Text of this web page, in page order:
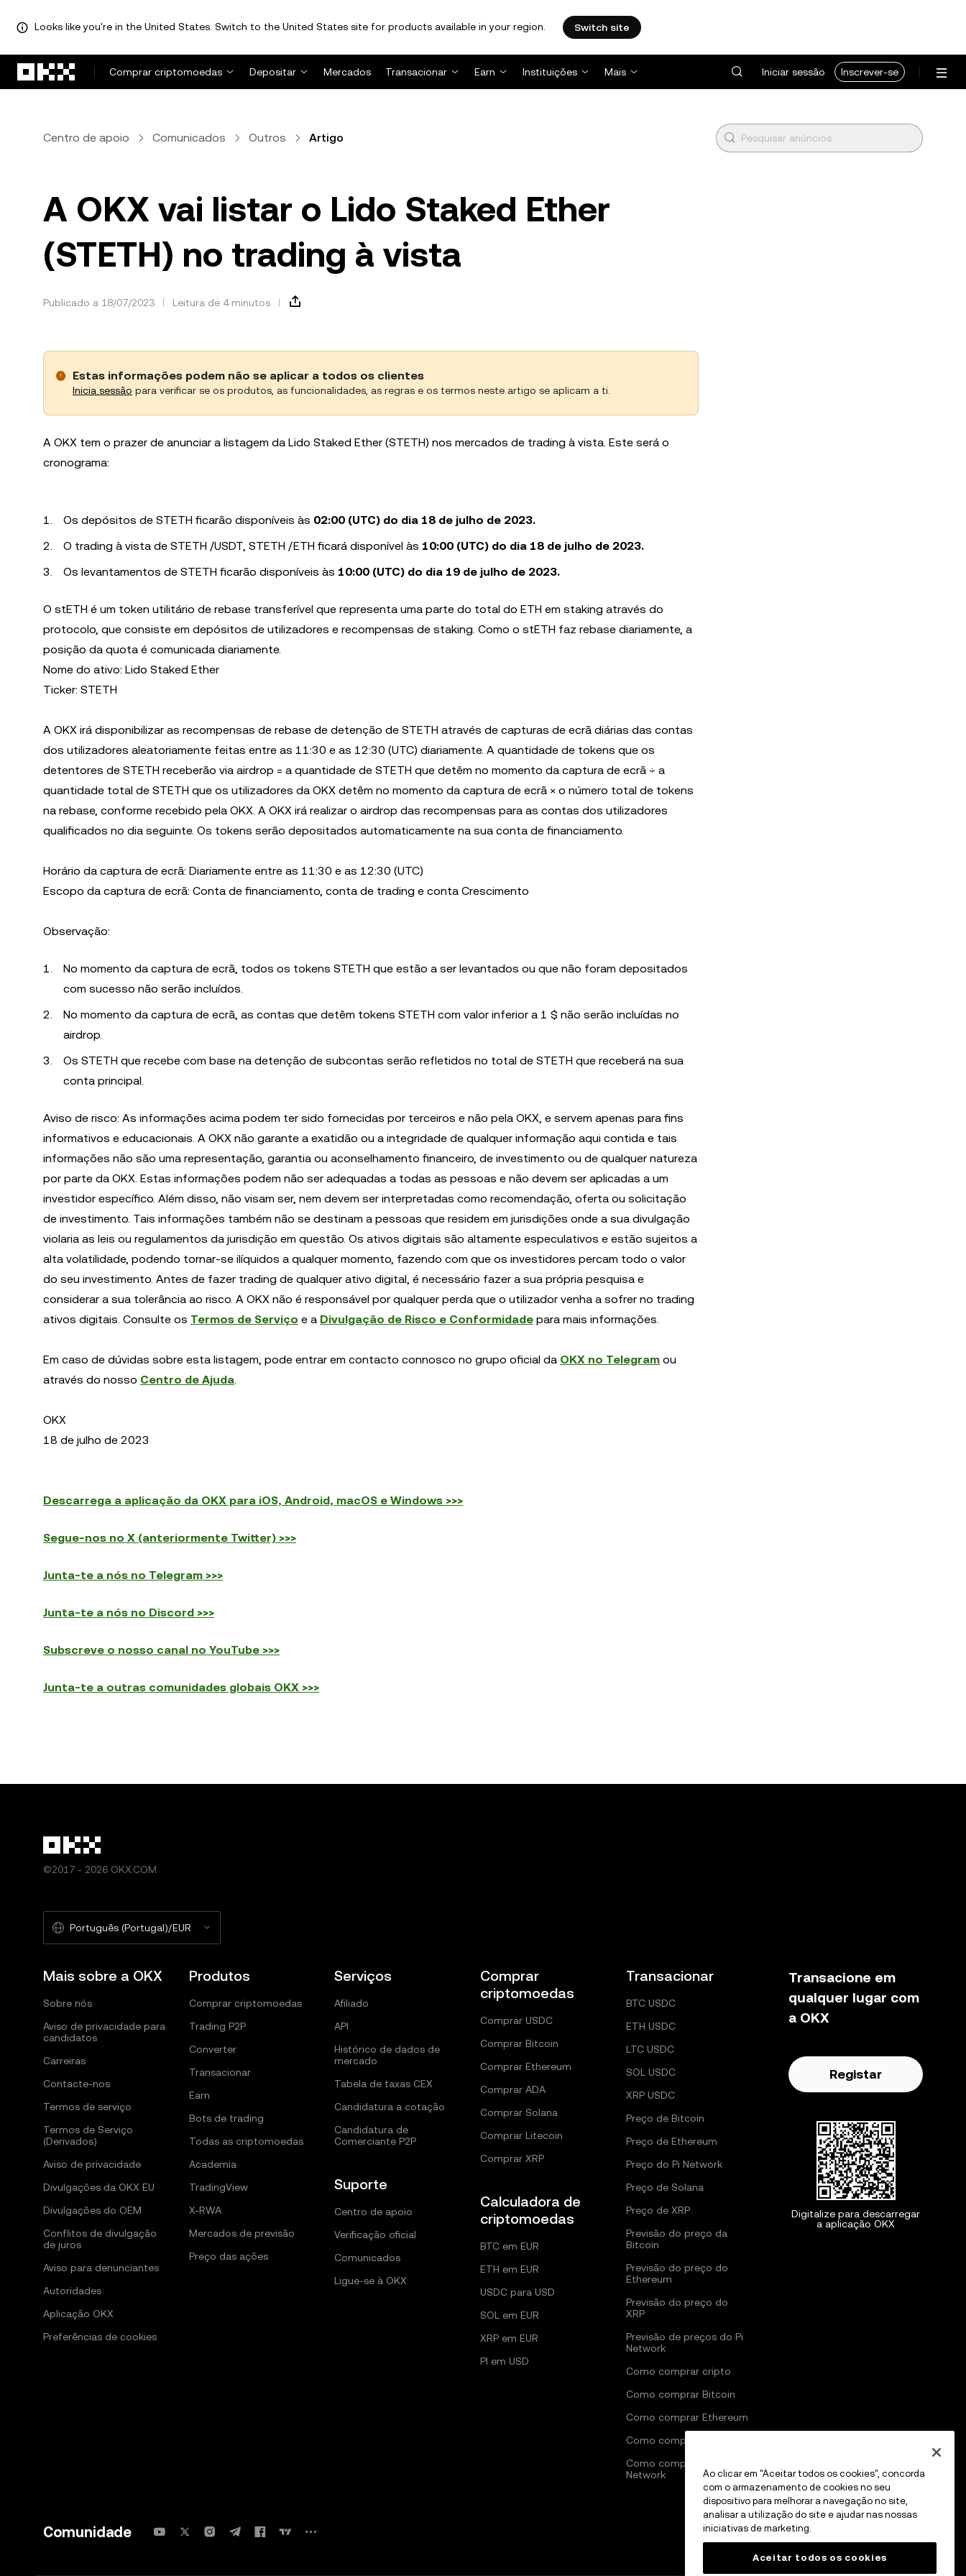
Looks like you're in the United States. Switch to the United States site for products available in your region. Switch site
Comprar criptomoedas
Depositar Mercados Transacionar Earn Instituições Mais Iniciar sessão Inscrever-se
Centro de apoio Comunicados Outros Artigo
A OKX vai listar o Lido Staked Ether
(STETH) no trading à vista
Publicado a 18/07/2023 Leitura de 4 minutos
Estas informações podem não se aplicar a todos os clientes
Inicia sessão para verificar se os produtos, as funcionalidades, as regras e os termos neste artigo se aplicam a ti.
A OKX tem o prazer de anunciar a listagem da Lido Staked Ether (STETH) nos mercados de trading à vista. Este será o
cronograma:
Os depósitos de STETH ficarão disponíveis às 02:00 (UTC) do dia 18 de julho de 2023.
O trading à vista de STETH /USDT, STETH /ETH ficará disponível às 10:00 (UTC) do dia 18 de julho de 2023.
Os levantamentos de STETH ficarão disponíveis às 10:00 (UTC) do dia 19 de julho de 2023.
O stETH é um token utilitário de rebase transferível que representa uma parte do total do ETH em staking através do
protocolo, que consiste em depósitos de utilizadores e recompensas de staking. Como o stETH faz rebase diariamente, a
posição da quota é comunicada diariamente.
Nome do ativo: Lido Staked Ether
Ticker: STETH
A OKX irá disponibilizar as recompensas de rebase de detenção de STETH através de capturas de ecrã diárias das contas
dos utilizadores aleatoriamente feitas entre as 11:30 e as 12:30 (UTC) diariamente. A quantidade de tokens que os
detentores de STETH receberão via airdrop = a quantidade de STETH que detêm no momento da captura de ecrã ÷ a
quantidade total de STETH que os utilizadores da OKX detêm no momento da captura de ecrã × o número total de tokens
na rebase, conforme recebido pela OKX. A OKX irá realizar o airdrop das recompensas para as contas dos utilizadores
qualificados no dia seguinte. Os tokens serão depositados automaticamente na sua conta de financiamento.
Horário da captura de ecrã: Diariamente entre as 11:30 e as 12:30 (UTC)
Escopo da captura de ecrã: Conta de financiamento, conta de trading e conta Crescimento
Observação:
No momento da captura de ecrã, todos os tokens STETH que estão a ser levantados ou que não foram depositados
com sucesso não serão incluídos.
No momento da captura de ecrã, as contas que detêm tokens STETH com valor inferior a 1 $ não serão incluídas no
airdrop.
Os STETH que recebe com base na detenção de subcontas serão refletidos no total de STETH que receberá na sua
conta principal.
Aviso de risco: As informações acima podem ter sido fornecidas por terceiros e não pela OKX, e servem apenas para fins
informativos e educacionais. A OKX não garante a exatidão ou a integridade de qualquer informação aqui contida e tais
informações não são uma representação, garantia ou aconselhamento financeiro, de investimento ou de qualquer natureza
por parte da OKX. Estas informações podem não ser adequadas a todas as pessoas e não devem ser aplicadas a um
investidor específico. Além disso, não visam ser, nem devem ser interpretadas como recomendação, oferta ou solicitação
de investimento. Tais informações também não se destinam a pessoas que residem em jurisdições onde a sua divulgação
violaria as leis ou regulamentos da jurisdição em questão. Os ativos digitais são altamente especulativos e estão sujeitos a
alta volatilidade, podendo tornar-se ilíquidos a qualquer momento, fazendo com que os investidores percam todo o valor
do seu investimento. Antes de fazer trading de qualquer ativo digital, é necessário fazer a sua própria pesquisa e
considerar a sua tolerância ao risco. A OKX não é responsável por qualquer perda que o utilizador venha a sofrer no trading
ativos digitais. Consulte os Termos de Serviço e a Divulgação de Risco e Conformidade para mais informações.
Em caso de dúvidas sobre esta listagem, pode entrar em contacto connosco no grupo oficial da OKX no Telegram ou
através do nosso Centro de Ajuda.
OKX
18 de julho de 2023
Descarrega a aplicação da OKX para iOS, Android, macOS e Windows >>>
Segue-nos no X (anteriormente Twitter) >>>
Junta-te a nós no Telegram >>>
Junta-te a nós no Discord >>>
Subscreve o nosso canal no YouTube >>>
Junta-te a outras comunidades globais OKX >>>
©2017 - 2026 OKX.COM
Português (Portugal)/EUR
Mais sobre a OKX
Sobre nós
Aviso de privacidade para
candidatos
Carreiras
Contacte-nos
Termos de serviço
Termos de Serviço
(Derivados)
Aviso de privacidade
Divulgações da OKX EU
Divulgações do OEM
Conflitos de divulgação
de juros
Aviso para denunciantes
Autoridades
Aplicação OKX
Preferências de cookies
Produtos
Comprar criptomoedas
Trading P2P
Converter
Transacionar
Earn
Bots de trading
Todas as criptomoedas
Academia
TradingView
X-RWA
Mercados de previsão
Preço das ações
Serviços
Afiliado
API
Histórico de dados de
mercado
Tabela de taxas CEX
Candidatura a cotação
Candidatura de
Comerciante P2P
Suporte
Centro de apoio
Verificação oficial
Comunicados
Ligue-se à OKX
Comprar
criptomoedas
Comprar USDC
Comprar Bitcoin
Comprar Ethereum
Comprar ADA
Comprar Solana
Comprar Litecoin
Comprar XRP
Calculadora de
criptomoedas
BTC em EUR
ETH em EUR
USDC para USD
SOL em EUR
XRP em EUR
PI em USD
Transacionar
BTC USDC
ETH USDC
LTC USDC
SOL USDC
XRP USDC
Preço de Bitcoin
Preço de Ethereum
Preço do Pi Network
Preço de Solana
Preço de XRP
Previsão do preço da
Bitcoin
Previsão do preço do
Ethereum
Previsão do preço do
XRP
Previsão de preços do Pi
Network
Como comprar cripto
Como comprar Bitcoin
Como comprar Ethereum
Como comprar Solana
Como comprar Pi
Network
Transacione em
qualquer lugar com
a OKX
Registar
Digitalize para descarregar
a aplicação OKX
Comunidade
Ao clicar em "Aceitar todos os cookies", concorda
com o armazenamento de cookies no seu
dispositivo para melhorar a navegação no site,
analisar a utilização do site e ajudar nas nossas
iniciativas de marketing.
Aceitar todos os cookies